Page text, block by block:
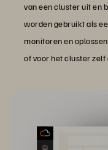
van een cluster uit en
worden gebruikt als
monitoren en
of voor het cluster zelf